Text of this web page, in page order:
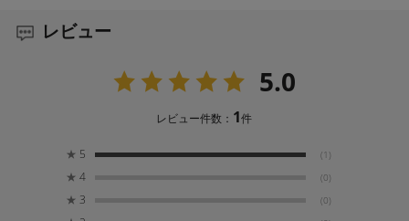
フレア、ゴーストに配慮した設計に加え、スーパーマル
採用。優れた逆光耐性により、あらゆる撮影シーンに適
金属製の外装
レビュー
5.0
レビュー件数： 1件
★ 5 (1)
★ 4 (0)
★ 3 (0)